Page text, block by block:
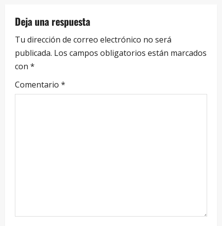
Deja una respuesta
Tu dirección de correo electrónico no será
publicada. Los campos obligatorios están marcados
con *
Comentario *